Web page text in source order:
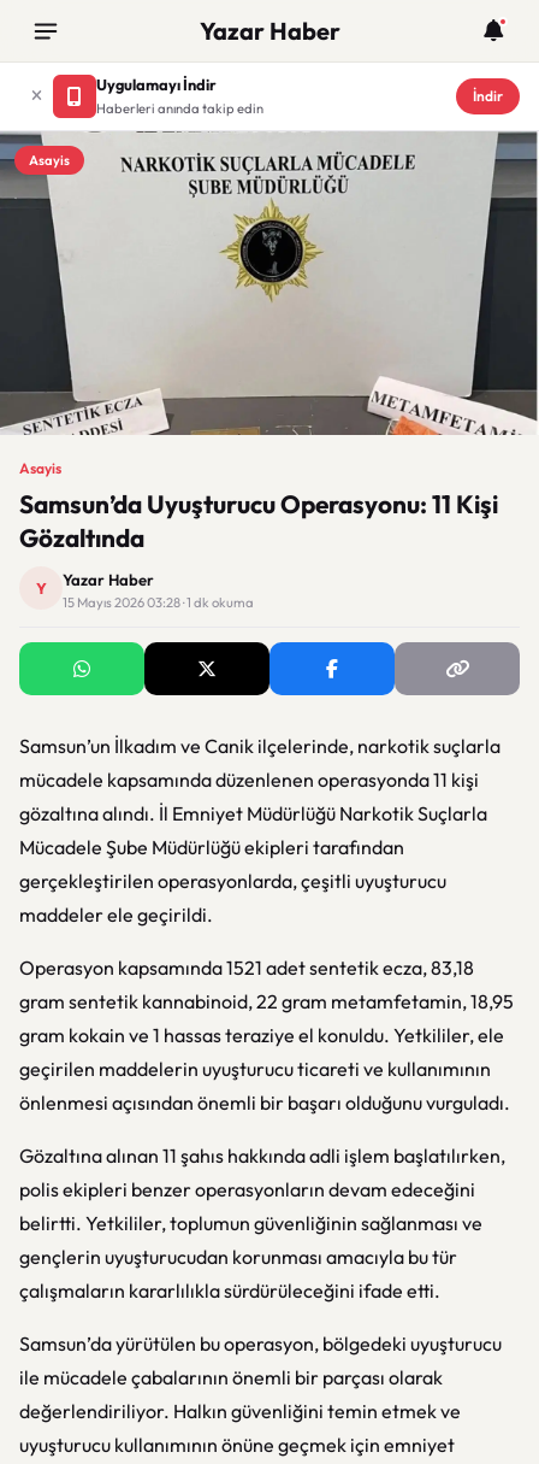
Yazar Haber
Uygulamayı İndir
Haberleri anında takip edin
İndir
Asayis
Asayis
Samsun’da Uyuşturucu Operasyonu: 11 Kişi
Gözaltında
Y Yazar Haber
15 Mayıs 2026 03:28 · 1 dk okuma
Samsun’un İlkadım ve Canik ilçelerinde, narkotik suçlarla
mücadele kapsamında düzenlenen operasyonda 11 kişi
gözaltına alındı. İl Emniyet Müdürlüğü Narkotik Suçlarla
Mücadele Şube Müdürlüğü ekipleri tarafından
gerçekleştirilen operasyonlarda, çeşitli uyuşturucu
maddeler ele geçirildi.
Operasyon kapsamında 1521 adet sentetik ecza, 83,18
gram sentetik kannabinoid, 22 gram metamfetamin, 18,95
gram kokain ve 1 hassas teraziye el konuldu. Yetkililer, ele
geçirilen maddelerin uyuşturucu ticareti ve kullanımının
önlenmesi açısından önemli bir başarı olduğunu vurguladı.
Gözaltına alınan 11 şahıs hakkında adli işlem başlatılırken,
polis ekipleri benzer operasyonların devam edeceğini
belirtti. Yetkililer, toplumun güvenliğinin sağlanması ve
gençlerin uyuşturucudan korunması amacıyla bu tür
çalışmaların kararlılıkla sürdürüleceğini ifade etti.
Samsun’da yürütülen bu operasyon, bölgedeki uyuşturucu
ile mücadele çabalarının önemli bir parçası olarak
değerlendiriliyor. Halkın güvenliğini temin etmek ve
uyuşturucu kullanımının önüne geçmek için emniyet